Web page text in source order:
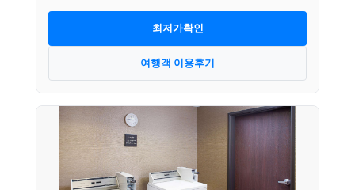
최저가확인
여행객 이용후기